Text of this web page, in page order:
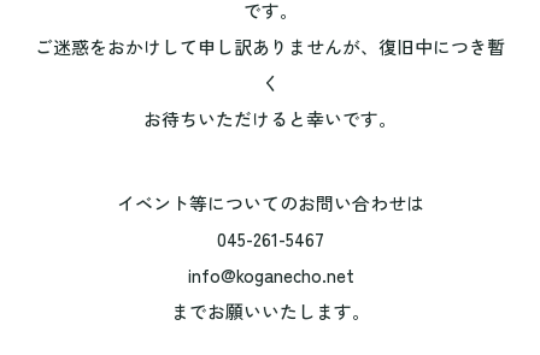
です。
ご迷惑をおかけして申し訳ありませんが、復旧中につき暫
く
お待ちいただけると幸いです。
イベント等についてのお問い合わせは
045-261-5467
info@koganecho.net
までお願いいたします。